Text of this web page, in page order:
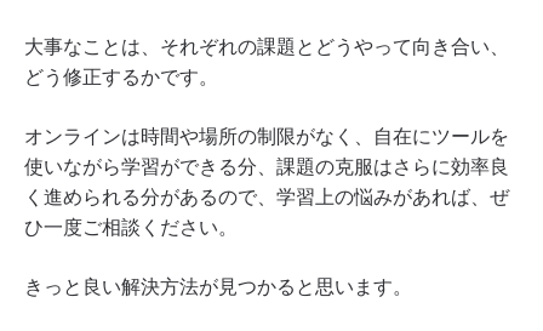
大事なことは、それぞれの課題とどうやって向き合い、
どう修正するかです。
オンラインは時間や場所の制限がなく、自在にツールを
使いながら学習ができる分、課題の克服はさらに効率良
く進められる分があるので、学習上の悩みがあれば、ぜ
ひ一度ご相談ください。
きっと良い解決方法が見つかると思います。